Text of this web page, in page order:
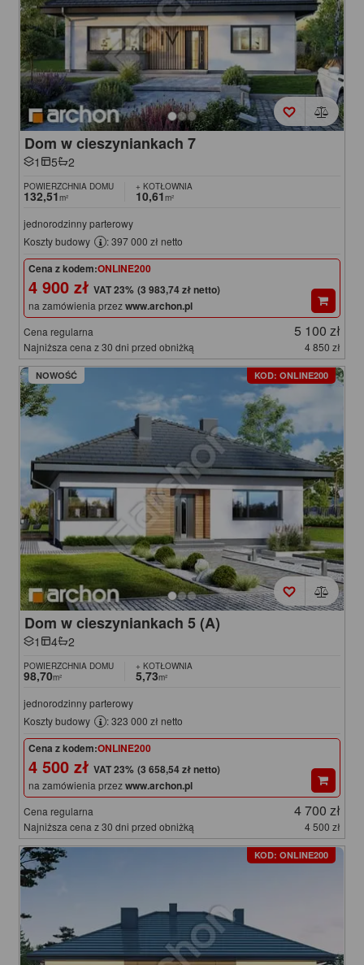
Dom w cieszyniankach 7
1 5 2
POWIERZCHNIA DOMU
132,51m²
+ KOTŁOWNIA
10,61m²
jednorodzinny parterowy
Koszty budowy
: 397 000 zł netto
Cena z kodem:ONLINE200
4 900 zł (3 983,74 zł netto)
na zamówienia przezwww.archon.pl
Cena regularna 5 100 zł
Najniższa cena z 30 dni przed obniżką 4 850 zł
NOWOŚĆ KOD: ONLINE200
Dom w cieszyniankach 5 (A)
1 4 2
POWIERZCHNIA DOMU
98,70m²
+ KOTŁOWNIA
5,73m²
jednorodzinny parterowy
Koszty budowy
: 323 000 zł netto
Cena z kodem:ONLINE200
4 500 zł (3 658,54 zł netto)
na zamówienia przezwww.archon.pl
Cena regularna 4 700 zł
Najniższa cena z 30 dni przed obniżką 4 500 zł
KOD: ONLINE200